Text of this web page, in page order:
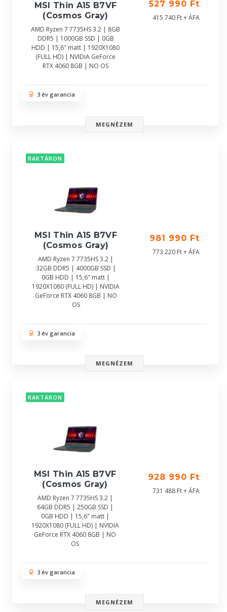
MSI Thin A15 B7VF
(Cosmos Gray)
AMD Ryzen 7 7735HS 3.2 | 8GB
DDR5 | 1000GB SSD | 0GB
HDD | 15,6" matt | 1920X1080
(FULL HD) | NVIDIA GeForce
RTX 4060 8GB | NO OS
527 990 Ft
415 740 Ft + ÁFA
3 év garancia
MEGNÉZEM
RAKTÁRON
MSI Thin A15 B7VF
(Cosmos Gray)
AMD Ryzen 7 7735HS 3.2 |
32GB DDR5 | 4000GB SSD |
0GB HDD | 15,6" matt |
1920X1080 (FULL HD) | NVIDIA
GeForce RTX 4060 8GB | NO
OS
981 990 Ft
773 220 Ft + ÁFA
3 év garancia
MEGNÉZEM
RAKTÁRON
MSI Thin A15 B7VF
(Cosmos Gray)
AMD Ryzen 7 7735HS 3.2 |
64GB DDR5 | 250GB SSD |
0GB HDD | 15,6" matt |
1920X1080 (FULL HD) | NVIDIA
GeForce RTX 4060 8GB | NO
OS
928 990 Ft
731 488 Ft + ÁFA
3 év garancia
MEGNÉZEM